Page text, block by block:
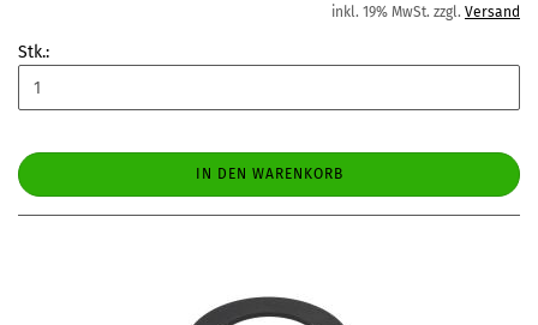
inkl. 19% MwSt. zzgl. Versand
Stk.:
IN DEN WARENKORB